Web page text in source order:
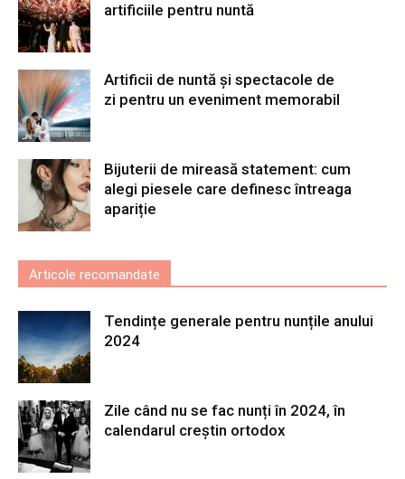
artificiile pentru nuntă
Artificii de nuntă și spectacole de
zi pentru un eveniment memorabil
Bijuterii de mireasă statement: cum
alegi piesele care definesc întreaga
apariție
Articole recomandate
Tendințe generale pentru nunțile anului
2024
Zile când nu se fac nunți în 2024, în
calendarul creștin ortodox